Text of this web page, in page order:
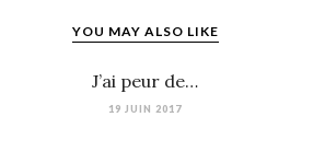
YOU MAY ALSO LIKE
J’ai peur de…
19 JUIN 2017